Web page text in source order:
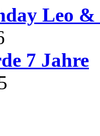
Leo &
7 Jahre